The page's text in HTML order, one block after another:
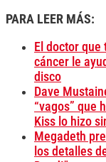
PARA LEER MÁS:
El doctor
cáncer le
disco
Dave
“vagos” que
Kiss lo hizo
Megadeth
los detalles